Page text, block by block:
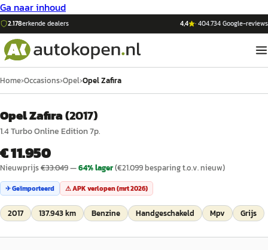
Ga naar inhoud
2.178erkende dealers 4,4 ·404.734Google-reviews
Home›Occasions›Opel›Opel Zafira
Opel Zafira(2017)
1.4 Turbo Online Edition 7p.
€ 11.950
Nieuwprijs€33.049—64% lager(€21.099besparing t.o.v. nieuw)
✈ Geïmporteerd ⚠ APK verlopen (mrt 2026)
2017 137.943 km Benzine Handgeschakeld Mpv Grijs
1/25